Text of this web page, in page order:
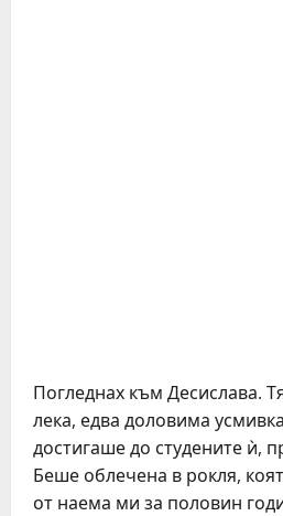
Погледнах към Десислава.
лека, едва доловима
достигаше до студените ѝ,
Беше облечена в рокля,
от наема ми за половин